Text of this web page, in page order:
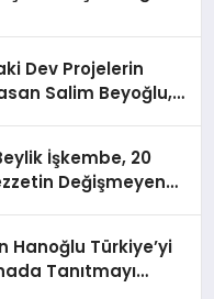
Dev Projelerin
Salim Beyoğlu,
İşkembe, 20
Değişmeyen
Hanoğlu Türkiye’yi
Tanıtmayı